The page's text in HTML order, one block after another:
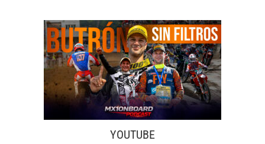
YOUTUBE